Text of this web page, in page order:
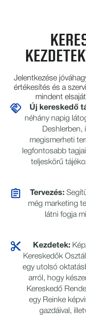
Jelentkezése
értékesítés és a
mindent
Új kereskedő
néhány napig
Deshlerben,
megismerheti
legfontosabb
teljeskörű
Tervezés:
még marketing
látni fogja
Kezdetek:
Kereskedők
egy utolsó
arról, hogy
Kereskedő
egy Reinke
gazdáival,